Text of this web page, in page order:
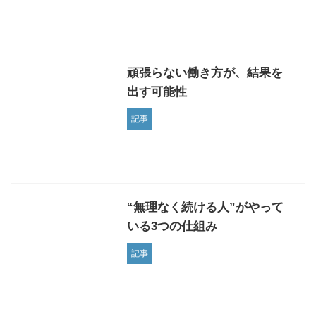
頑張らない働き方が、結果を
出す可能性
記事
“無理なく続ける人”がやって
いる3つの仕組み
記事